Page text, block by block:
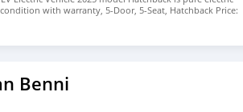
with warranty, 5-Door, 5-Seat, Hatchback Price:
colors available WHATSAPP NUMBER: +447424958730
Benni